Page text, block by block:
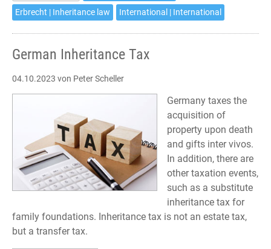
Erbrecht | Inheritance law
International | International
German Inheritance Tax
04.10.2023 von Peter Scheller
Germany taxes the
acquisition of
property upon death
and gifts inter vivos.
In addition, there are
other taxation events,
such as a substitute
inheritance tax for
family foundations. Inheritance tax is not an estate tax,
but a transfer tax.